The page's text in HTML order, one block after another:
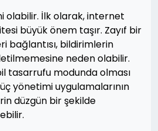
olabilir. İlk olarak, internet
büyük önem taşır. Zayıf bir
bağlantısı, bildirimlerin
neden olabilir.
tasarrufu modunda olması
yönetimi uygulamalarının
düzgün bir şekilde